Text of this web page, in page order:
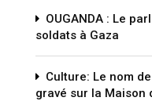
OUGANDA : Le
soldats à Gaza
Culture: Le nom
gravé sur la Maison